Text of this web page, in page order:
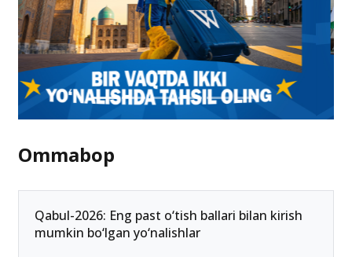
Ommabop
Qabul-2026: Eng past o‘tish ballari bilan kirish
mumkin bo‘lgan yo‘nalishlar